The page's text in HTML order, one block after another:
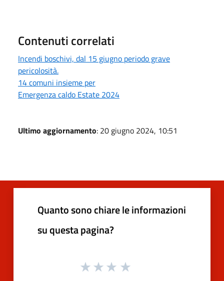
Contenuti correlati
Incendi boschivi, dal 15 giugno periodo grave
pericolosità.
14 comuni insieme per
Emergenza caldo Estate 2024
Ultimo aggiornamento: 20 giugno 2024, 10:51
Quanto sono chiare le informazioni
su questa pagina?